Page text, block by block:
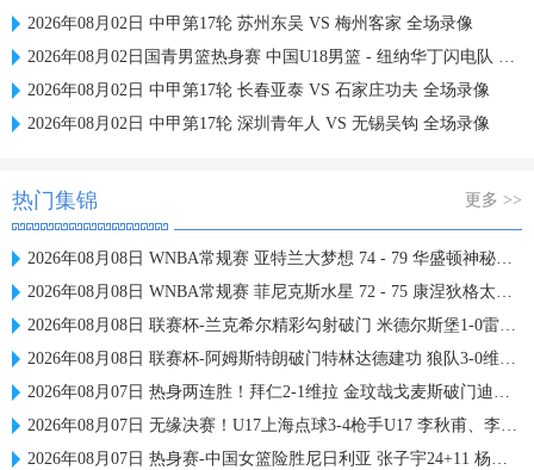
2026年08月02日 中甲第17轮 苏州东吴 VS 梅州客家 全场录像
2026年08月02日国青男篮热身赛 中国U18男篮 - 纽纳华丁闪电队 全场录像
2026年08月02日 中甲第17轮 长春亚泰 VS 石家庄功夫 全场录像
2026年08月02日 中甲第17轮 深圳青年人 VS 无锡吴钩 全场录像
热门集锦 更多 >>
2026年08月08日 WNBA常规赛 亚特兰大梦想 74 - 79 华盛顿神秘人 全场集锦
2026年08月08日 WNBA常规赛 菲尼克斯水星 72 - 75 康涅狄格太阳 全场集锦
2026年08月08日 联赛杯-兰克希尔精彩勾射破门 米德尔斯堡1-0雷克瑟姆
2026年08月08日 联赛杯-阿姆斯特朗破门特林达德建功 狼队3-0维尔港
2026年08月07日 热身两连胜！拜仁2-1维拉 金玟哉戈麦斯破门迪亚斯替补建功
2026年08月07日 无缘决赛！U17上海点球3-4枪手U17 李秋甫、李文博失点王启戎扑点
2026年08月07日 热身赛-中国女篮险胜尼日利亚 张子宇24+11 杨舒予12+6